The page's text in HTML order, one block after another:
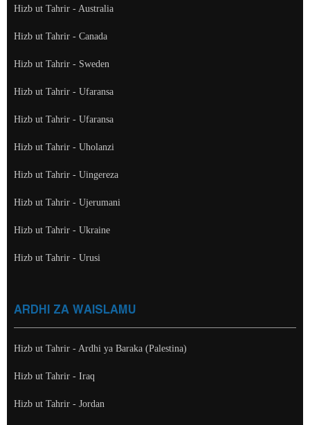
Hizb ut Tahrir - Australia
Hizb ut Tahrir - Canada
Hizb ut Tahrir - Sweden
Hizb ut Tahrir - Ufaransa
Hizb ut Tahrir - Ufaransa
Hizb ut Tahrir - Uholanzi
Hizb ut Tahrir - Uingereza
Hizb ut Tahrir - Ujerumani
Hizb ut Tahrir - Ukraine
Hizb ut Tahrir - Urusi
ARDHI ZA WAISLAMU
Hizb ut Tahrir - Ardhi ya Baraka (Palestina)
Hizb ut Tahrir - Iraq
Hizb ut Tahrir - Jordan